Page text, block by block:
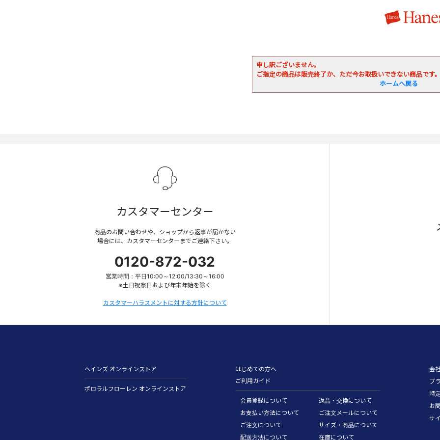
申し訳ございません。
ご指定の商品は販売終了か、ただ今お取扱いできない商品です
ホームへ戻る
カスタマーセンター
商品のお問い合わせや、ショップから返事が届かない
場合には、カスタマーセンターまでご連絡下さい。
0120-872-032
営業時間：平日10:00～12:00/13:30～16:00
※土日祝祭日および年末年始を除く
カスタマーハラスメントに対する方針について
ヘインズ オンラインストア
ポロラルフローレン オンラインストア
はじめての方へ
ご利用ガイド
会員登録について
お支払い方法について
ご注文について
配送方法について
返品・交換について
ご注文メールについて
サイズ・商品について
在庫について
会
プ
特
お
サ